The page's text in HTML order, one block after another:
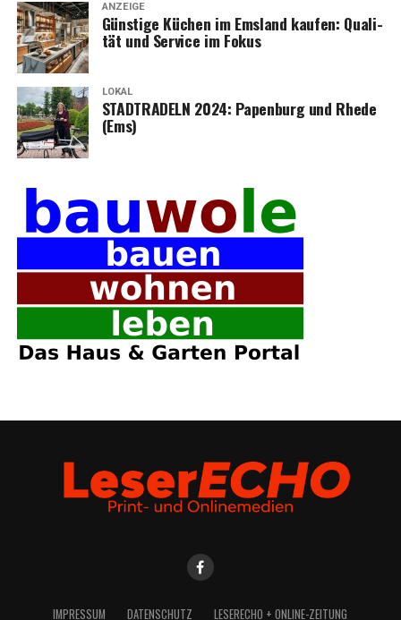
ANZEIGE
Güns­ti­ge Küchen im Ems­land kau­fen: Qua­li­
tät und Ser­vice im Fokus
LOKAL
STADTRADELN 2024: Papen­burg und Rhe­de
(Ems)
IMPRES­SUM DATEN­SCHUTZ LESE­R­ECHO + ONLINE-ZEITUNG